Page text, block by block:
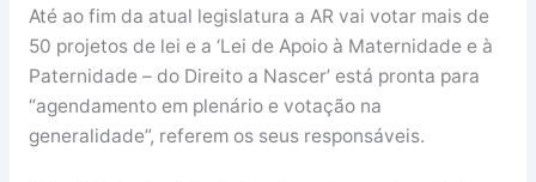
Até ao fim da atual legislatura a AR vai votar mais de
50 projetos de lei e a ‘Lei de Apoio à Maternidade e à
Paternidade – do Direito a Nascer’ está pronta para
“agendamento em plenário e votação na
generalidade”, referem os seus responsáveis.